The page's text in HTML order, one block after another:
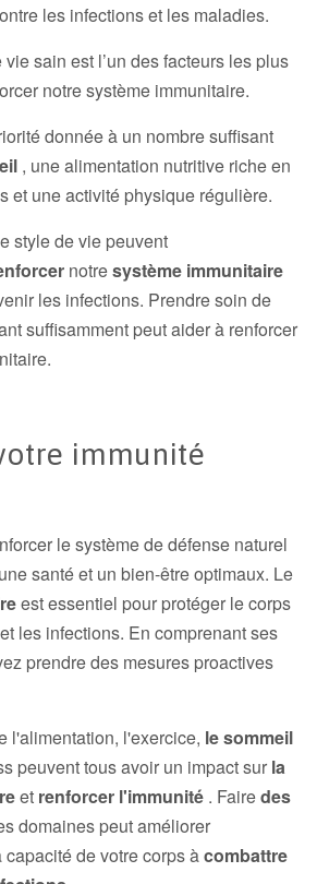
les infections et les maladies.
sain est l’un des facteurs les plus
notre système immunitaire.
donnée à un nombre suffisant
, une alimentation nutritive riche en
et une activité physique régulière.
style de vie peuvent
notresystème immunitaire
les infections. Prendre soin de
suffisamment peut aider à renforcer
immunité
le système de défense naturel
santé et un bien-être optimaux. Le
est essentiel pour protéger le corps
les infections. En comprenant ses
prendre des mesures proactives
l'alimentation, l'exercice, le sommeil
peuvent tous avoir un impact sur la
et renforcer l'immunité . Fairedes
domaines peut améliorer
de votre corps àcombattre